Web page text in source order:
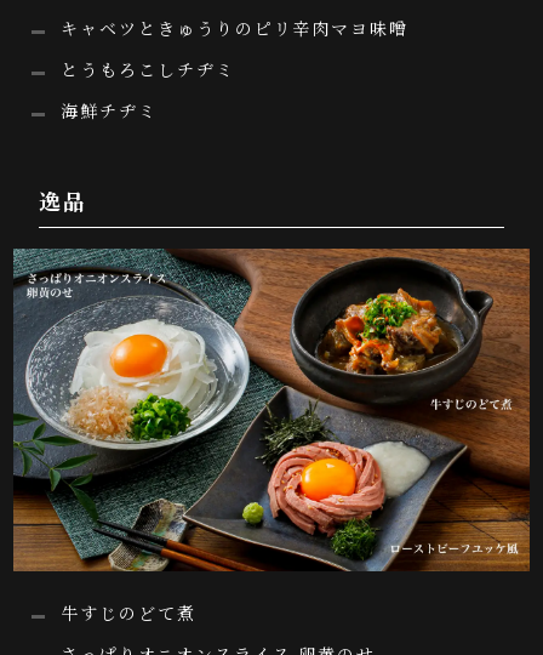
キャベツときゅうりのピリ辛肉マヨ味噌
とうもろこしチヂミ
海鮮チヂミ
逸品
牛すじのどて煮